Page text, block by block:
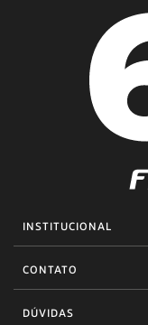
INSTITUCIONAL
CONTATO
DÚVIDAS